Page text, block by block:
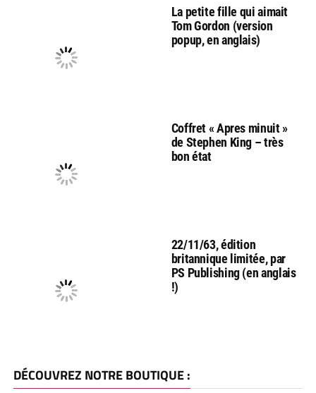
La petite fille qui aimait
Tom Gordon (version
popup, en anglais)
Coffret « Apres minuit »
de Stephen King – très
bon état
22/11/63, édition
britannique limitée, par
PS Publishing (en anglais
!)
DÉCOUVREZ NOTRE BOUTIQUE :